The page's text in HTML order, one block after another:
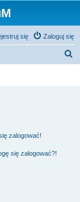
Zaloguj się
się
zalogować!
się zalogować?!